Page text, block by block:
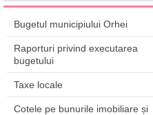
Bugetul municipiului Orhei
Raporturi privind executarea
bugetului
Taxe locale
Cotele pe bunurile imobiliare și